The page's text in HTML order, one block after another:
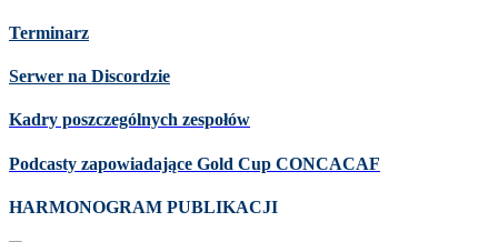
Terminarz
Serwer na Discordzie
Kadry poszczególnych zespołów
Podcasty zapowiadające Gold Cup CONCACAF
HARMONOGRAM PUBLIKACJI